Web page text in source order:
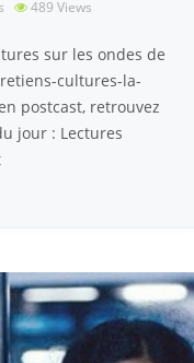
489 Views
sur les ondes de
cultures-la-
postcast, retrouvez
jour : Lectures